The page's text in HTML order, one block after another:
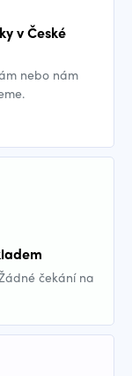
v České
nebo nám
čekání na